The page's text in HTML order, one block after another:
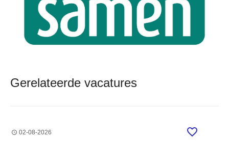
Gerelateerde vacatures
02-08-2026